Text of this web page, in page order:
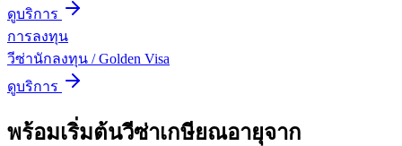
ดูบริการ
การลงทุน
วีซ่านักลงทุน / Golden Visa
ดูบริการ
พร้อมเริ่มต้นวีซ่าเกษียณอายุจาก